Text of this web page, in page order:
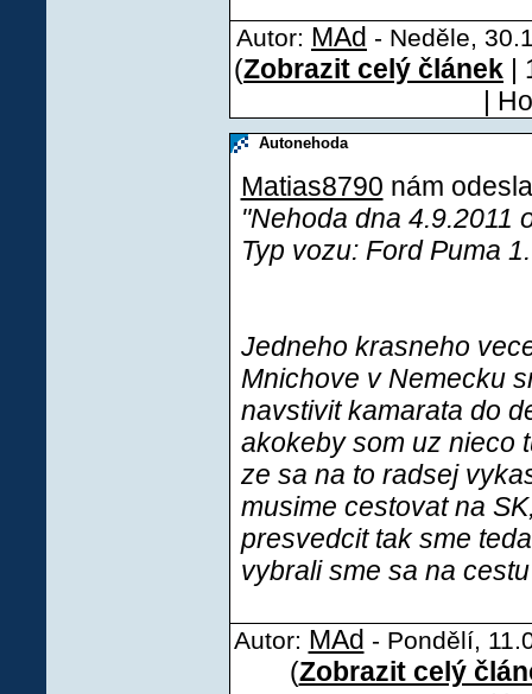
Autor: MAd - Neděle,
(Zobrazit celý článek |
|
Autonehoda
Matias8790 nám
"Nehoda dna 4.9.2011
Typ vozu: Ford Puma
Jedneho krasneho
Mnichove v Nemecku
navstivit kamarata do
akokeby som uz nieco
ze sa na to radsej
musime cestovat na
presvedcit tak sme
vybrali sme sa na
Autor: MAd - Pondělí,
(Zobrazit celý